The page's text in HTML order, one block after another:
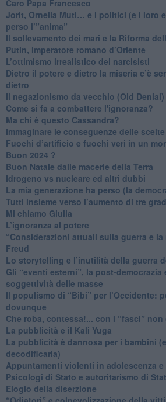
Caro Papa Francesco
​Jorit, Ornella Muti… e i politici (e i loro
perso l’”anima”
​Il sollevamento dei mari e la Riforma
Putin, imperatore romano d’Oriente
​L’ottimismo irrealistico dei narcisisti
​Dietro il potere e dietro la miseria c’è
dietro
Il negazionismo da vecchio (Old
Come si fa a combattere l'ignoranza?
Ma chi è questo Cassandra?
Immaginare le conseguenze delle
​Fuochi d’artificio e fuochi veri in un
Buon 2024 ?
​Buon Natale dalle macerie della Terra
​Idrogeno vs nucleare ed altri dubbi
​La mia generazione ha perso (la
​Tutti insieme verso l’aumento di tre
Mi chiamo Giulia
L’ignoranza al potere
​“Considerazioni attuali sulla guerra e
Freud
​Lo storytelling e l’inutilità della guerra
​Gli “eventi esterni”, la post-democrazia
soggettività delle masse
​Il populismo di “Bibi” per l’Occidente:
dovunque
​Che roba, contessa!... con i “fasci” non
La pubblicità e il Kali Yuga
​La pubblicità è dannosa per i bambini
decodificarla)
​Appuntamenti violenti in adolescenza
​Psicologi di Stato e autoritarismo di
Elogio della diserzione